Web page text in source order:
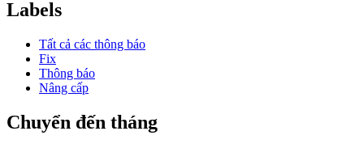
Labels
Tất cả các thông báo
Fix
Thông báo
Nâng cấp
Chuyển đến tháng